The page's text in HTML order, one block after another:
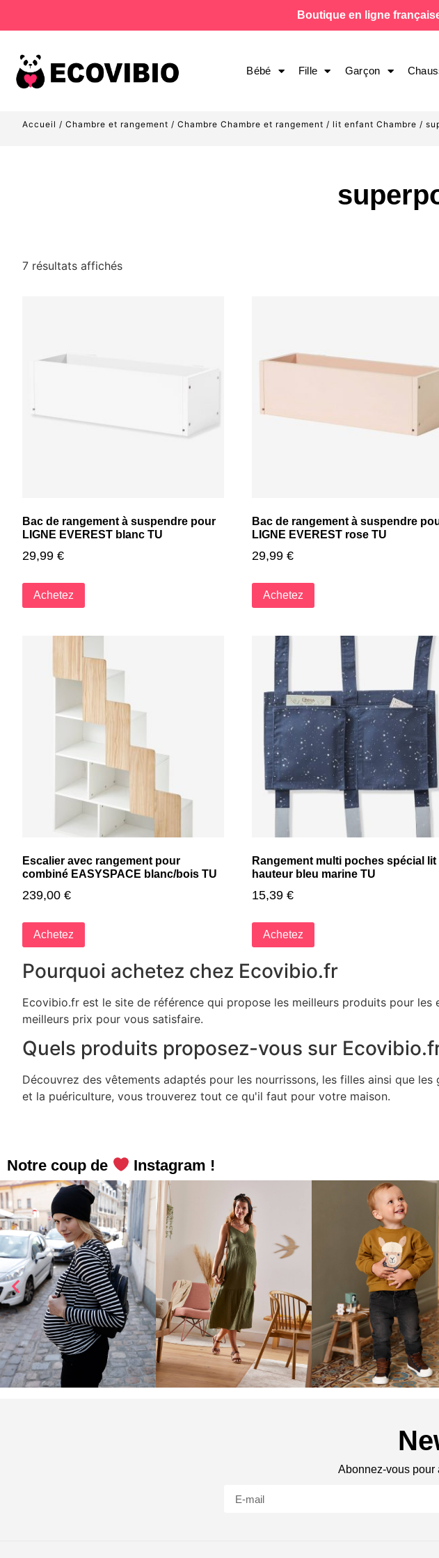
Boutique en ligne
Bébé Fille Garçon
Accueil / Chambre et rangement / Chambre Chambre et rangement / lit enfant Chambre /
7 résultats affichés
Bac de rangement à suspendre pour
LIGNE EVEREST blanc TU
29,99 €
Achetez
Bac de rangement à suspendre
LIGNE EVEREST rose TU
29,99 €
Achetez
Escalier avec rangement pour
combiné EASYSPACE blanc/bois TU
239,00 €
Achetez
Rangement multi poches spécial lit
hauteur bleu marine TU
15,39 €
Achetez
Pourquoi achetez chez Ecovibio.fr
Ecovibio.fr est le site de référence qui propose les meilleurs produits pour
meilleurs prix pour vous satisfaire.
Quels produits proposez-vous sur
Découvrez des vêtements adaptés pour les nourrissons, les filles ainsi que
et la puériculture, vous trouverez tout ce qu'il faut pour votre maison.
Notre coup de Instagram !
Abonnez-vous pour